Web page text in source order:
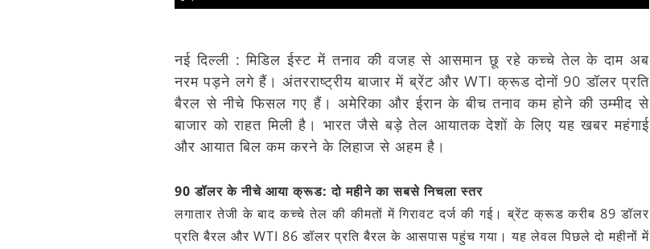
नई दिल्ली : मिडिल ईस्ट में तनाव की वजह से आसमान छू रहे कच्चे तेल के दाम अब
नरम पड़ने लगे हैं। अंतरराष्ट्रीय बाजार में ब्रेंट और WTI क्रूड दोनों 90 डॉलर प्रति
बैरल से नीचे फिसल गए हैं। अमेरिका और ईरान के बीच तनाव कम होने की उम्मीद से
बाजार को राहत मिली है। भारत जैसे बड़े तेल आयातक देशों के लिए यह खबर महंगाई
और आयात बिल कम करने के लिहाज से अहम है।
90 डॉलर के नीचे आया क्रूड: दो महीने का सबसे निचला स्तर
लगातार तेजी के बाद कच्चे तेल की कीमतों में गिरावट दर्ज की गई। ब्रेंट क्रूड करीब 89 डॉलर
प्रति बैरल और WTI 86 डॉलर प्रति बैरल के आसपास पहुंच गया। यह लेवल पिछले दो महीनों में